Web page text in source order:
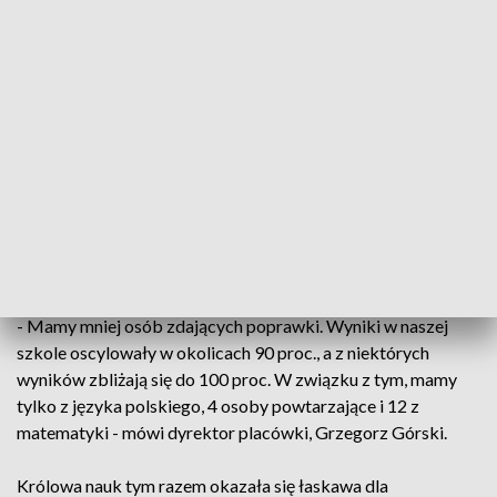
- Mamy mniej osób zdających poprawki. Wyniki w naszej
szkole oscylowały w okolicach 90 proc., a z niektórych
wyników zbliżają się do 100 proc. W związku z tym, mamy
tylko z języka polskiego, 4 osoby powtarzające i 12 z
matematyki - mówi dyrektor placówki, Grzegorz Górski.
Królowa nauk tym razem okazała się łaskawa dla